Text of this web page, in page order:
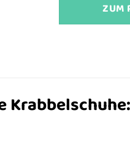
ZUM